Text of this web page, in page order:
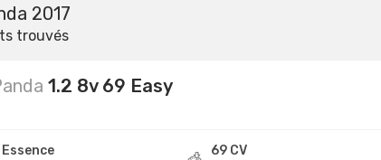
2017
trouvés
1.2 8v 69 Easy
Essence 69 CV